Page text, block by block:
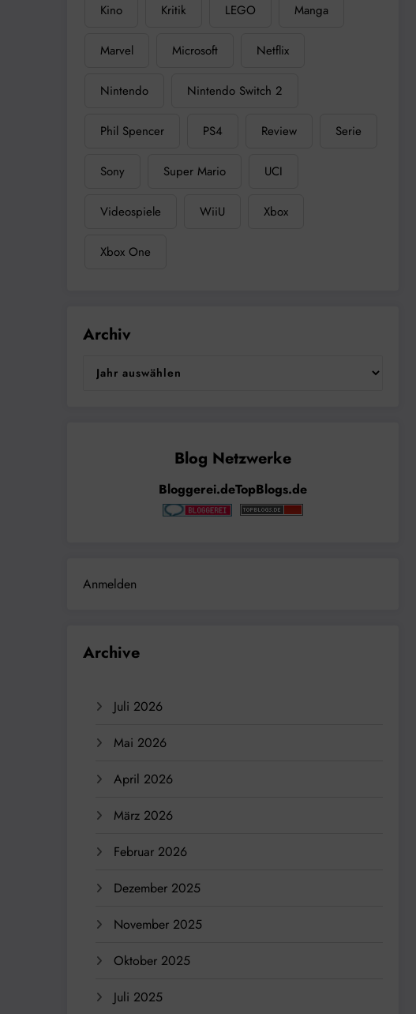
Kino Kritik LEGO Manga
Marvel Microsoft Netflix
Nintendo Nintendo Switch 2
Phil Spencer PS4 Review Serie
Sony Super Mario UCI
Videospiele WiiU Xbox
Xbox One
Archiv
Bloggerei.deTopBlogs.de
Anmelden
Archive
Juli 2026
Mai 2026
April 2026
März 2026
Februar 2026
Dezember 2025
November 2025
Oktober 2025
Juli 2025